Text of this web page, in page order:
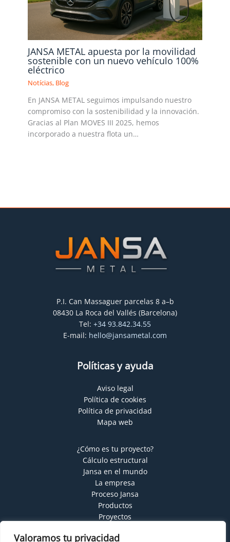
Valoramos tu privacidad
JANSA METAL apuesta por la movilidad
sostenible con un nuevo vehículo 100%
eléctrico
Notícias, Blog
En JANSA METAL seguimos impulsando nuestro
compromiso con la sostenibilidad y la innovación.
Gracias al Plan MOVES III 2025, hemos
incorporado a nuestra flota un…
P.I. Can Massaguer parcelas 8 a–b
08430 La Roca del Vallés (Barcelona)
Tel: +34 93.842.34.55
E-mail: hello@jansametal.com
Políticas y ayuda
Aviso legal
Política de cookies
Política de privacidad
Mapa web
¿Cómo es tu proyecto?
Cálculo estructural
Jansa en el mundo
La empresa
Proceso Jansa
Productos
Proyectos